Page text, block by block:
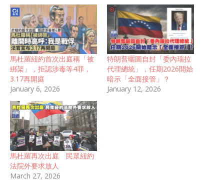
馬杜羅紐約首次出庭稱「被
綁架」，拒認涉毒等4罪，
3.17再開庭
January 6, 2026
特朗普曬圖自封「委內瑞拉
代理總統」，任期2026開始
暗示「全面接管」？
January 12, 2026
馬杜羅再次出庭 民眾紐約
法院外要求放人
March 27, 2026